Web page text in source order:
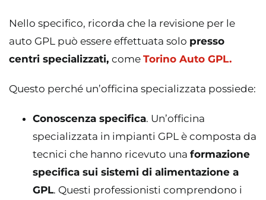
Nello specifico, ricorda che la revisione per le
auto GPL può essere effettuata solo presso
centri specializzati, come Torino Auto GPL.
Questo perché un’officina specializzata possiede:
Conoscenza specifica. Un’officina
specializzata in impianti GPL è composta da
tecnici che hanno ricevuto una formazione
specifica sui sistemi di alimentazione a
GPL. Questi professionisti comprendono i